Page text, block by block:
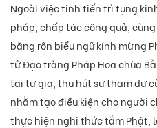
Ngoài việc tinh tiến trì tụng
pháp, chấp tác công quả,
băng rôn biểu ngữ kính mừng
tử Đạo tràng Pháp Hoa chùa
tại tư gia, thu hút sự tham dự
nhằm tạo điều kiện cho người
thực hiện nghi thức tắm Phật,